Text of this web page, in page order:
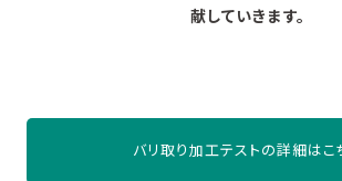
献していきます。
バリ取り加工テストの詳細はこ